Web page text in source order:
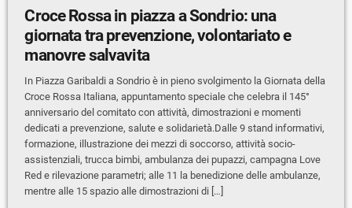
Croce Rossa in piazza a Sondrio: una
giornata tra prevenzione, volontariato e
manovre salvavita
In Piazza Garibaldi a Sondrio è in pieno svolgimento la Giornata della
Croce Rossa Italiana, appuntamento speciale che celebra il 145°
anniversario del comitato con attività, dimostrazioni e momenti
dedicati a prevenzione, salute e solidarietà.Dalle 9 stand informativi,
formazione, illustrazione dei mezzi di soccorso, attività socio-
assistenziali, trucca bimbi, ambulanza dei pupazzi, campagna Love
Red e rilevazione parametri; alle 11 la benedizione delle ambulanze,
mentre alle 15 spazio alle dimostrazioni di […]